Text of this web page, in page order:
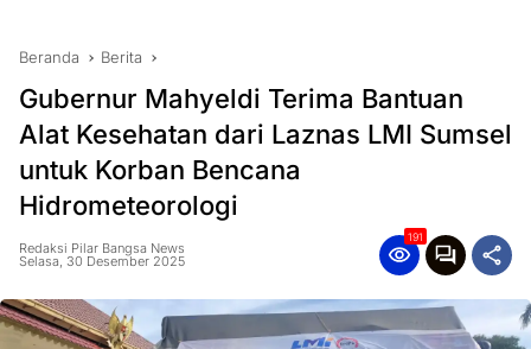
Beranda Berita
Gubernur Mahyeldi Terima Bantuan
Alat Kesehatan dari Laznas LMI Sumsel
untuk Korban Bencana
Hidrometeorologi
Redaksi Pilar Bangsa News
Selasa, 30 Desember 2025
191